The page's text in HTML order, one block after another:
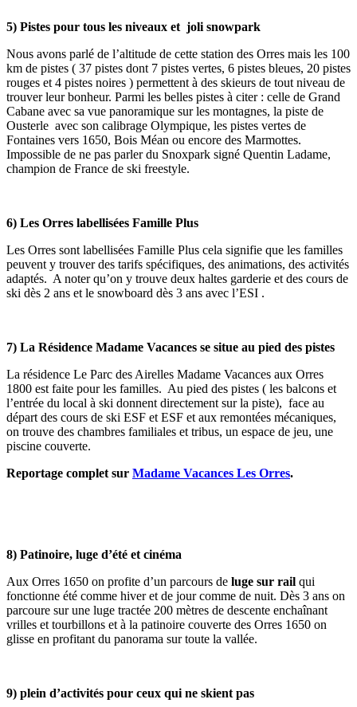
5) Pistes pour tous les niveaux et joli snowpark
Nous avons parlé de l’altitude de cette station des Orres mais les 100
km de pistes ( 37 pistes dont 7 pistes vertes, 6 pistes bleues, 20 pistes
rouges et 4 pistes noires ) permettent à des skieurs de tout niveau de
trouver leur bonheur. Parmi les belles pistes à citer : celle de Grand
Cabane avec sa vue panoramique sur les montagnes, la piste de
Ousterle avec son calibrage Olympique, les pistes vertes de
Fontaines vers 1650, Bois Méan ou encore des Marmottes.
Impossible de ne pas parler du Snoxpark signé Quentin Ladame,
champion de France de ski freestyle.
6) Les Orres labellisées Famille Plus
Les Orres sont labellisées Famille Plus cela signifie que les familles
peuvent y trouver des tarifs spécifiques, des animations, des activités
adaptés. A noter qu’on y trouve deux haltes garderie et des cours de
ski dès 2 ans et le snowboard dès 3 ans avec l’ESI .
7) La Résidence Madame Vacances se situe au pied des pistes
La résidence Le Parc des Airelles Madame Vacances aux Orres
1800 est faite pour les familles. Au pied des pistes ( les balcons et
l’entrée du local à ski donnent directement sur la piste), face au
départ des cours de ski ESF et ESF et aux remontées mécaniques,
on trouve des chambres familiales et tribus, un espace de jeu, une
piscine couverte.
Reportage complet sur Madame Vacances Les Orres.
8) Patinoire, luge d’été et cinéma
Aux Orres 1650 on profite d’un parcours de luge sur rail qui
fonctionne été comme hiver et de jour comme de nuit. Dès 3 ans on
parcoure sur une luge tractée 200 mètres de descente enchaînant
vrilles et tourbillons et à la patinoire couverte des Orres 1650 on
glisse en profitant du panorama sur toute la vallée.
9) plein d’activités pour ceux qui ne skient pas